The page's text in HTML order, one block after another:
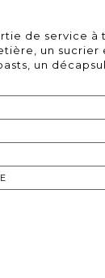
de service
un sucrier
un